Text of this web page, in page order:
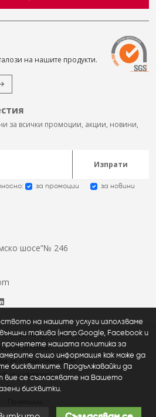
на нашите продукти.
за всички промоции, акции, новини,
Изпрати
за промоции за новини
шосе”№ 246
© 2026, all rights reserved
Общи условия
информация
продукти
на нашите услуги използваме
такива (напр.Google, Facebook и
прочетете нашата политика за
също информация как може да
бисквитките. Продължавайки да
вие се съгласявате на Вашето
бисквитки.